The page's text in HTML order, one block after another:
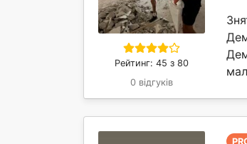
Рейтинг: 45 з 80
0 відгуків